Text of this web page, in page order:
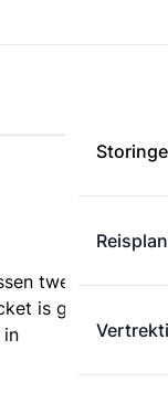
twee
is gebaseerd
in